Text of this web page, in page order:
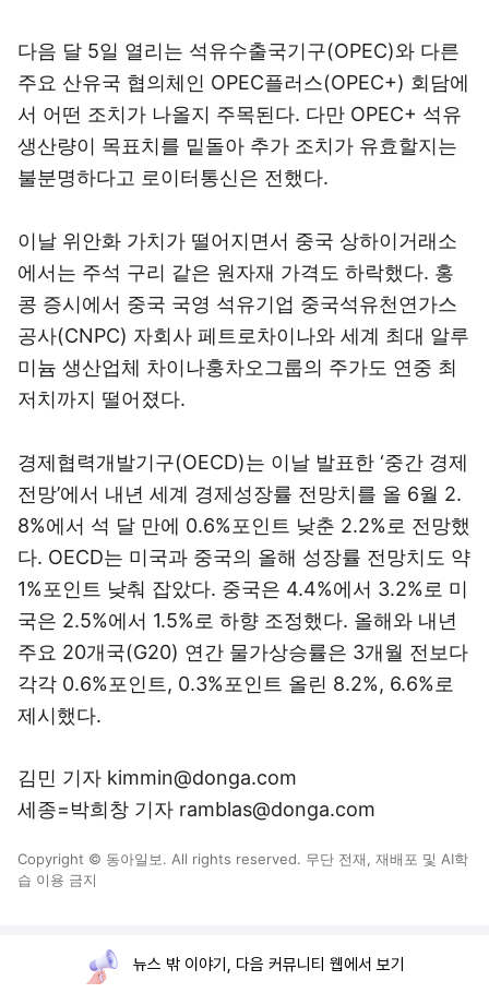
다음 달 5일 열리는 석유수출국기구(OPEC)와 다른
주요 산유국 협의체인 OPEC플러스(OPEC+) 회담에
서 어떤 조치가 나올지 주목된다. 다만 OPEC+ 석유
생산량이 목표치를 밑돌아 추가 조치가 유효할지는
불분명하다고 로이터통신은 전했다.
이날 위안화 가치가 떨어지면서 중국 상하이거래소
에서는 주석 구리 같은 원자재 가격도 하락했다. 홍
콩 증시에서 중국 국영 석유기업 중국석유천연가스
공사(CNPC) 자회사 페트로차이나와 세계 최대 알루
미늄 생산업체 차이나훙차오그룹의 주가도 연중 최
저치까지 떨어졌다.
경제협력개발기구(OECD)는 이날 발표한 ‘중간 경제
전망’에서 내년 세계 경제성장률 전망치를 올 6월 2.
8%에서 석 달 만에 0.6%포인트 낮춘 2.2%로 전망했
다. OECD는 미국과 중국의 올해 성장률 전망치도 약
1%포인트 낮춰 잡았다. 중국은 4.4%에서 3.2%로 미
국은 2.5%에서 1.5%로 하향 조정했다. 올해와 내년
주요 20개국(G20) 연간 물가상승률은 3개월 전보다
각각 0.6%포인트, 0.3%포인트 올린 8.2%, 6.6%로
제시했다.
김민 기자 kimmin@donga.com
세종=박희창 기자 ramblas@donga.com
Copyright © 동아일보. All rights reserved. 무단 전재, 재배포 및 AI학
습 이용 금지
뉴스 밖 이야기, 다음 커뮤니티 웹에서 보기